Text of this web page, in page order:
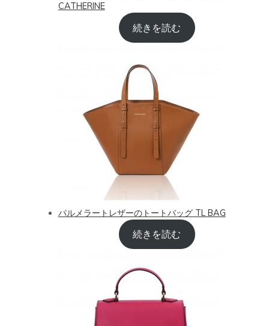
CATHERINE
続きを読む
パルメラートレザーのトートバッグ TL BAG
続きを読む